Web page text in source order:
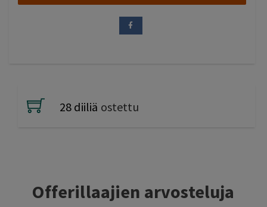
28 diiliä ostettu
Offerillaajien arvosteluja